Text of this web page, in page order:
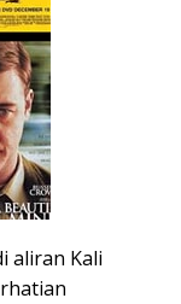
aliran Kali